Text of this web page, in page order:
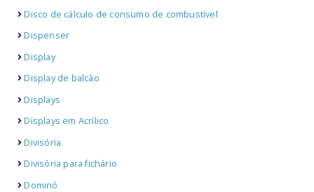
Disco de cálculo de consumo de combustível
Dispenser
Display
Display de balcão
Displays
Displays em Acrílico
Divisória
Divisória para fichário
Dominó